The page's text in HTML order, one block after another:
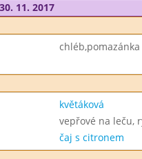
11. 2017
květáková
vepřové na leču,
čaj s citronem